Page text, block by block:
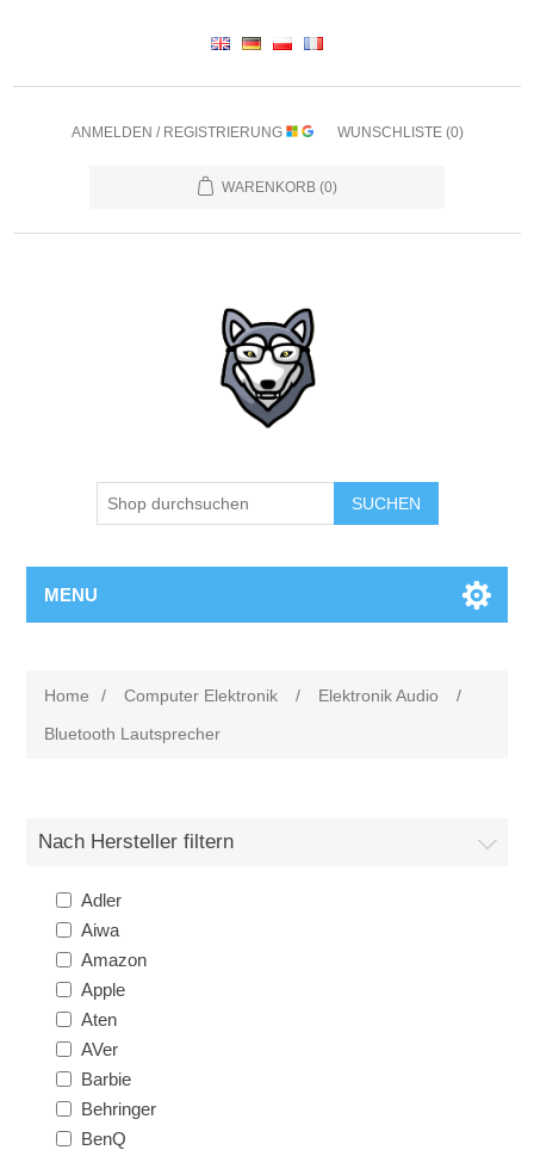
ANMELDEN / REGISTRIERUNG WUNSCHLISTE (0)
WARENKORB (0)
SUCHEN
MENU
Home / Computer Elektronik / Elektronik Audio
/
Bluetooth Lautsprecher
Nach Hersteller filtern
Adler
Aiwa
Amazon
Apple
Aten
AVer
Barbie
Behringer
BenQ